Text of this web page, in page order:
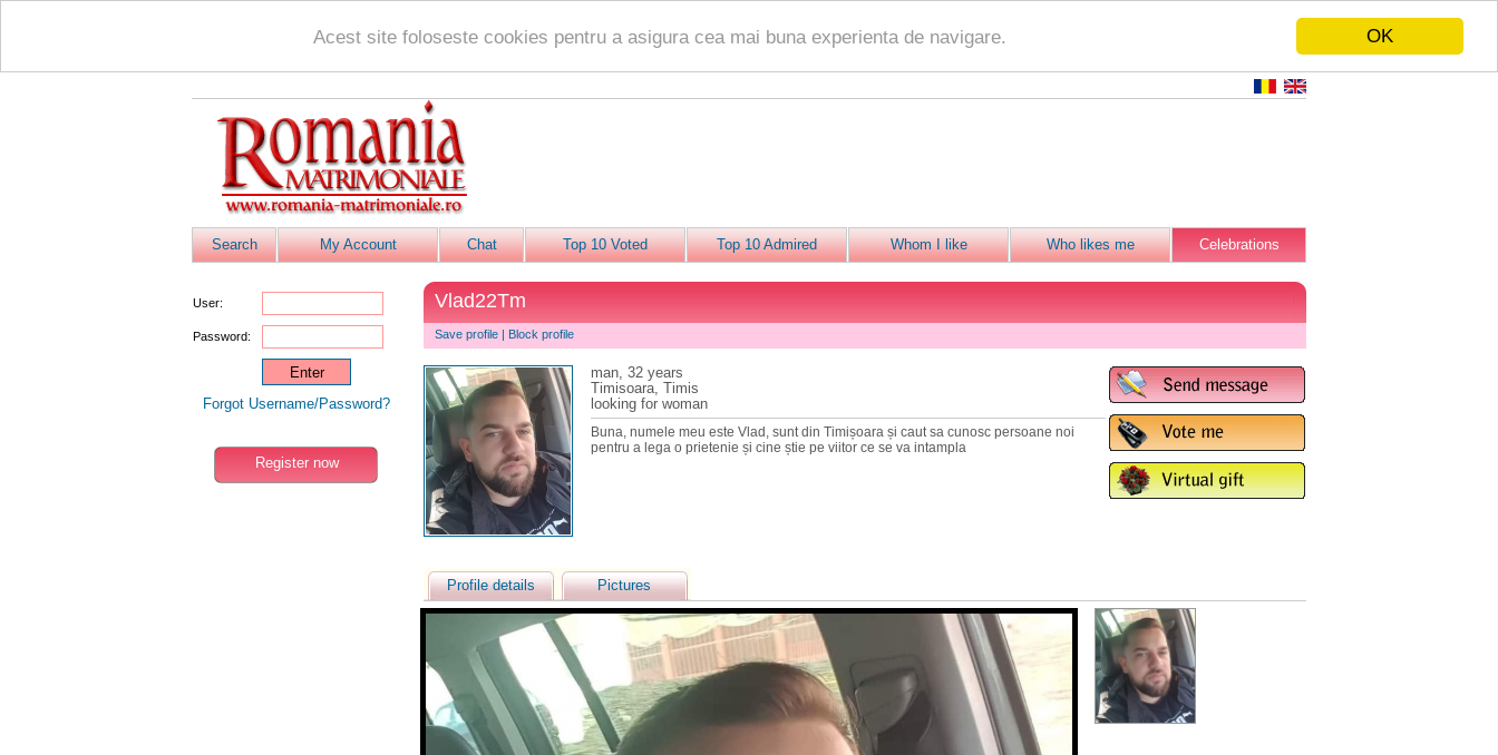
OK
Acest site foloseste cookies pentru a asigura cea mai buna experienta de navigare.
Search My Account Chat Top 10 Voted Top 10 Admired Whom I like Who likes me Celebrations
User:
Password:
Forgot Username/Password?
Register now
Vlad22Tm
Save profile | Block profile
man, 32 years
Timisoara, Timis
looking for woman
Buna, numele meu este Vlad, sunt din Timișoara și caut sa cunosc persoane noi
pentru a lega o prietenie și cine știe pe viitor ce se va intampla
Profile details Pictures